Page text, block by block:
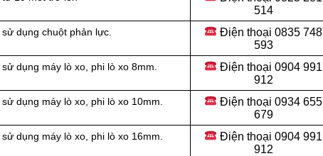
514
dụng chuột phản lực. Điện thoại 0835 748
593
dụng máy lò xo, phi lò xo 8mm. Điện thoại 0904 991
912
dụng máy lò xo, phi lò xo 10mm.
Điện thoại 0934 655
679
dụng máy lò xo, phi lò xo 16mm.
Điện thoại 0904 991
912